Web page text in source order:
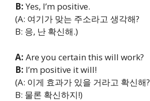
B:Yes, I’m positive.
(A: 여기가 맞는 주소라고 생각해?
B: 응, 난 확신해.)
A: Are you certain this will work?
B: I’m positive it will!
(A: 이게 효과가 있을 거라고 확신해?
B: 물론 확신하지!)